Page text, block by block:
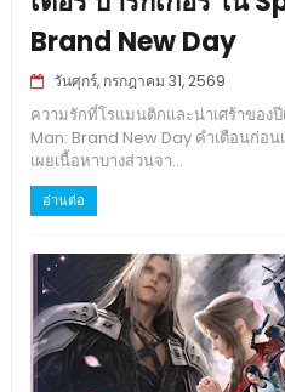
Brand New Day
วันศุกร์, กรกฎาคม 31, 2569
ความรักที่โรแมนติกและน่าเศร้าของ
Man: Brand New Day คำเตือนก่อน
เผยเนื้อหาบางส่วนจา...
อ่านต่อ